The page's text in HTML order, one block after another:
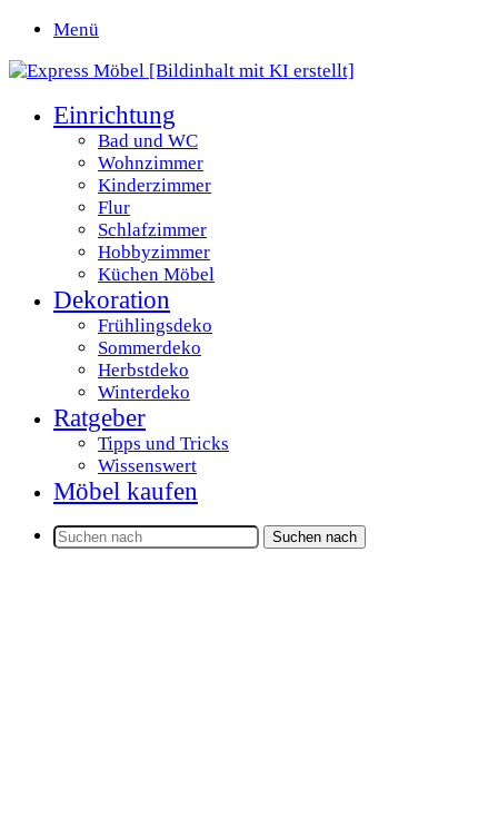
Menü
Einrichtung
Bad und WC
Wohnzimmer
Kinderzimmer
Flur
Schlafzimmer
Hobbyzimmer
Küchen Möbel
Dekoration
Frühlingsdeko
Sommerdeko
Herbstdeko
Winterdeko
Ratgeber
Tipps und Tricks
Wissenswert
Möbel kaufen
Suchen nach